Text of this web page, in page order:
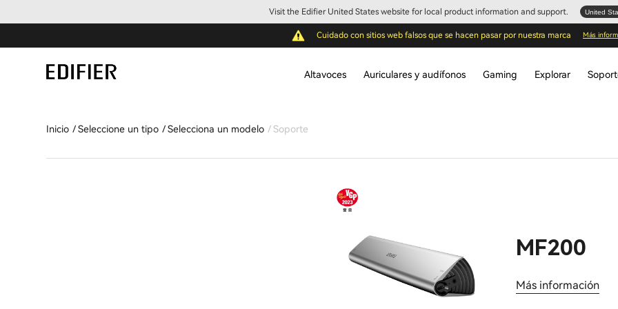
Visit the Edifier United States website for local product information and support. United
Cuidado con sitios web falsos que se hacen pasar por nuestra marca Más
Altavoces Auriculares y audífonos Gaming Explorar
Inicio Seleccione un tipo Selecciona un modelo Soporte
MF200
Más información